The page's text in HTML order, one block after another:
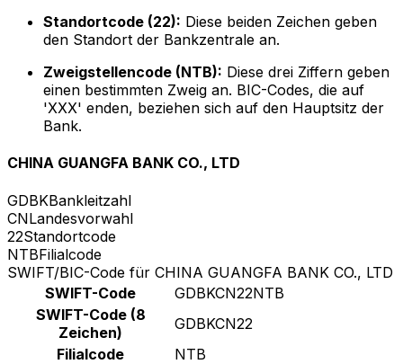
Standortcode (22): Diese beiden Zeichen geben
den Standort der Bankzentrale an.
Zweigstellencode (NTB): Diese drei Ziffern geben
einen bestimmten Zweig an. BIC-Codes, die auf
'XXX' enden, beziehen sich auf den Hauptsitz der
Bank.
CHINA GUANGFA BANK CO., LTD
GDBKBankleitzahl
CNLandesvorwahl
22Standortcode
NTBFilialcode
SWIFT/BIC-Code für CHINA GUANGFA BANK CO., LTD
SWIFT-Code
GDBKCN22NTB
SWIFT-Code (8
Zeichen)
GDBKCN22
Filialcode
NTB